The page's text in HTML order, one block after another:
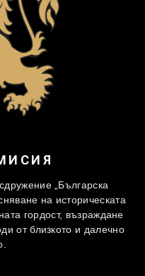
„Българска
на историческата
гордост, възраждане
от близкото и далечно